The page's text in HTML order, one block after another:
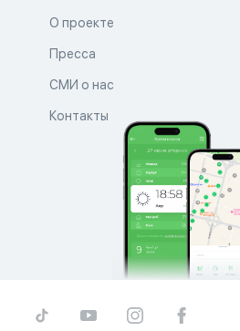
О проекте
Пресса
СМИ о нас
Контакты